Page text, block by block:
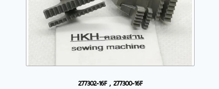
277302-16F , 277300-16F